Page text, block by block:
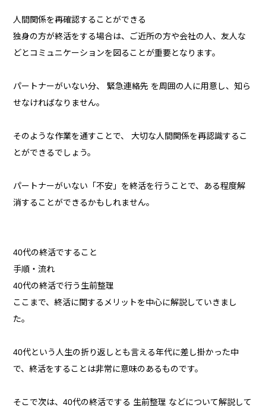
人間関係を再確認することができる
独身の方が終活をする場合は、ご近所の方や会社の人、友人な
どとコミュニケーションを図ることが重要となります。
パートナーがいない分、 緊急連絡先 を周囲の人に用意し、知ら
せなければなりません。
そのような作業を通すことで、 大切な人間関係を再認識するこ
とができるでしょう。
パートナーがいない「不安」を終活を行うことで、ある程度解
消することができるかもしれません。
40代の終活ですること
手順・流れ
40代の終活で行う生前整理
ここまで、終活に関するメリットを中心に解説していきまし
た。
40代という人生の折り返しとも言える年代に差し掛かった中
で、終活をすることは非常に意味のあるものです。
そこで次は、40代の終活でする 生前整理 などについて解説して